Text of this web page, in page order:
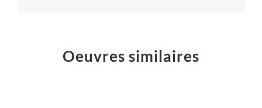
Oeuvres similaires